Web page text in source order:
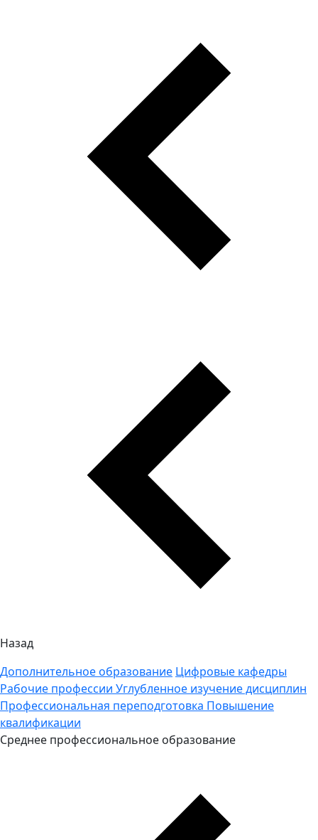
Назад
Дополнительное образование Цифровые кафедры
Рабочие профессии Углубленное изучение дисциплин
Профессиональная переподготовка Повышение
квалификации
Среднее профессиональное образование